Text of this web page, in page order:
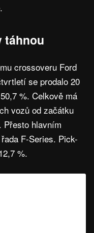
táhnou
crossoveru Ford
se prodalo 20
%. Celkově má
vozů od začátku
Přesto hlavním
F-Series. Pick-
%.